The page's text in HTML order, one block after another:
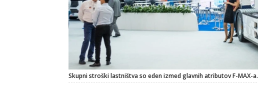
Skupni stroški lastništva so eden izmed glavnih atributov F-MAX-a.